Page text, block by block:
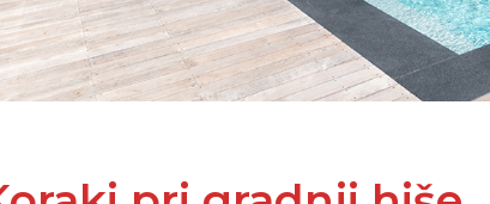
Zemljevid toplotnih črpalk
Izkušnje naših strank